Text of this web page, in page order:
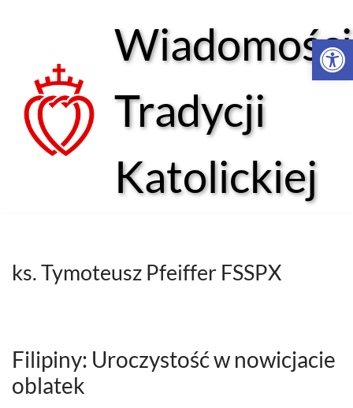
treści
Wiadomości
Tradycji
Katolickiej
ks. Tymoteusz Pfeiffer FSSPX
Filipiny: Uroczystość w nowicjacie
oblatek